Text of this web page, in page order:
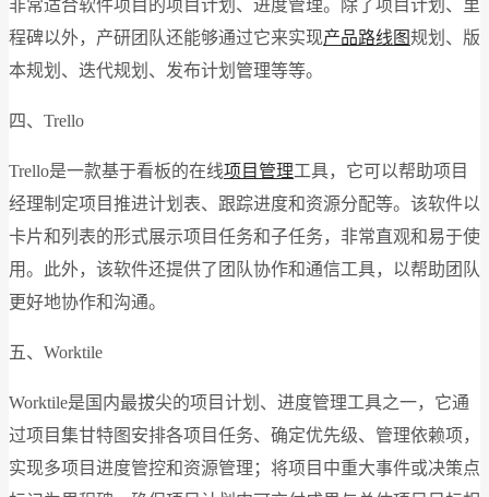
非常适合软件项目的项目计划、进度管理。除了项目计划、里
程碑以外，产研团队还能够通过它来实现产品路线图规划、版
本规划、迭代规划、发布计划管理等等。
四、Trello
Trello是一款基于看板的在线项目管理工具，它可以帮助项目
经理制定项目推进计划表、跟踪进度和资源分配等。该软件以
卡片和列表的形式展示项目任务和子任务，非常直观和易于使
用。此外，该软件还提供了团队协作和通信工具，以帮助团队
更好地协作和沟通。
五、Worktile
Worktile是国内最拔尖的项目计划、进度管理工具之一，它通
过项目集甘特图安排各项目任务、确定优先级、管理依赖项，
实现多项目进度管控和资源管理；将项目中重大事件或决策点